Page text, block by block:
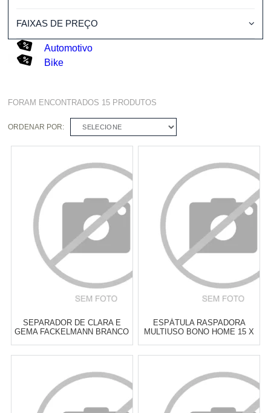
FAIXAS DE PREÇO
Automotivo
Bike
FORAM ENCONTRADOS 15 PRODUTOS
ORDENAR POR: SELECIONE
SEPARADOR DE CLARA E
GEMA FACKELMANN BRANCO
Revendedor)
3 x de
Cat:UTENSÍLIOS &
FERRAMENTAS PARA ASSAR
ESPÁTULA RASPADORA
MULTIUSO BONO HOME 15 X
Revendedor)
3 x de
Cat:UTENSÍLIOS &
FERRAMENTAS PARA ASSAR